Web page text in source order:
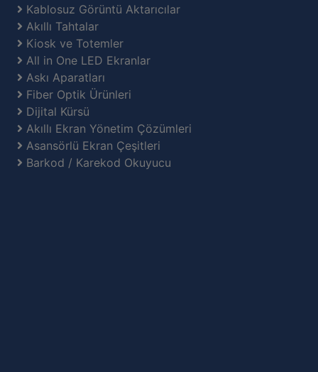
Kablosuz Görüntü Aktarıcılar
Akıllı Tahtalar
Kiosk ve Totemler
All in One LED Ekranlar
Askı Aparatları
Fiber Optik Ürünleri
Dijital Kürsü
Akıllı Ekran Yönetim Çözümleri
Asansörlü Ekran Çeşitleri
Barkod / Karekod Okuyucu